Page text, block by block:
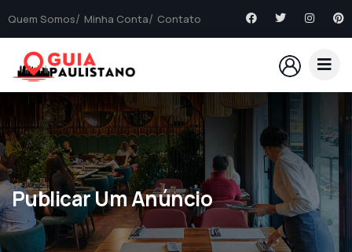
Quem Somos Minha Conta Contato
Publicar Um Anúncio